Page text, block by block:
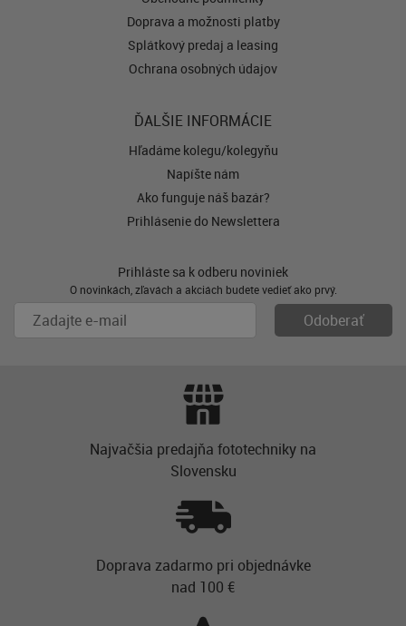
Doprava a možnosti platby
Splátkový predaj a leasing
Ochrana osobných údajov
ĎALŠIE INFORMÁCIE
Hľadáme kolegu/kolegyňu
Napíšte nám
Ako funguje náš bazár?
Prihlásenie do Newslettera
Prihláste sa k odberu noviniek
O novinkách, zľavách a akciách budete vedieť ako prvý.
Najvačšia predajňa fototechniky na
Slovensku
Doprava zadarmo pri objednávke
nad 100 €